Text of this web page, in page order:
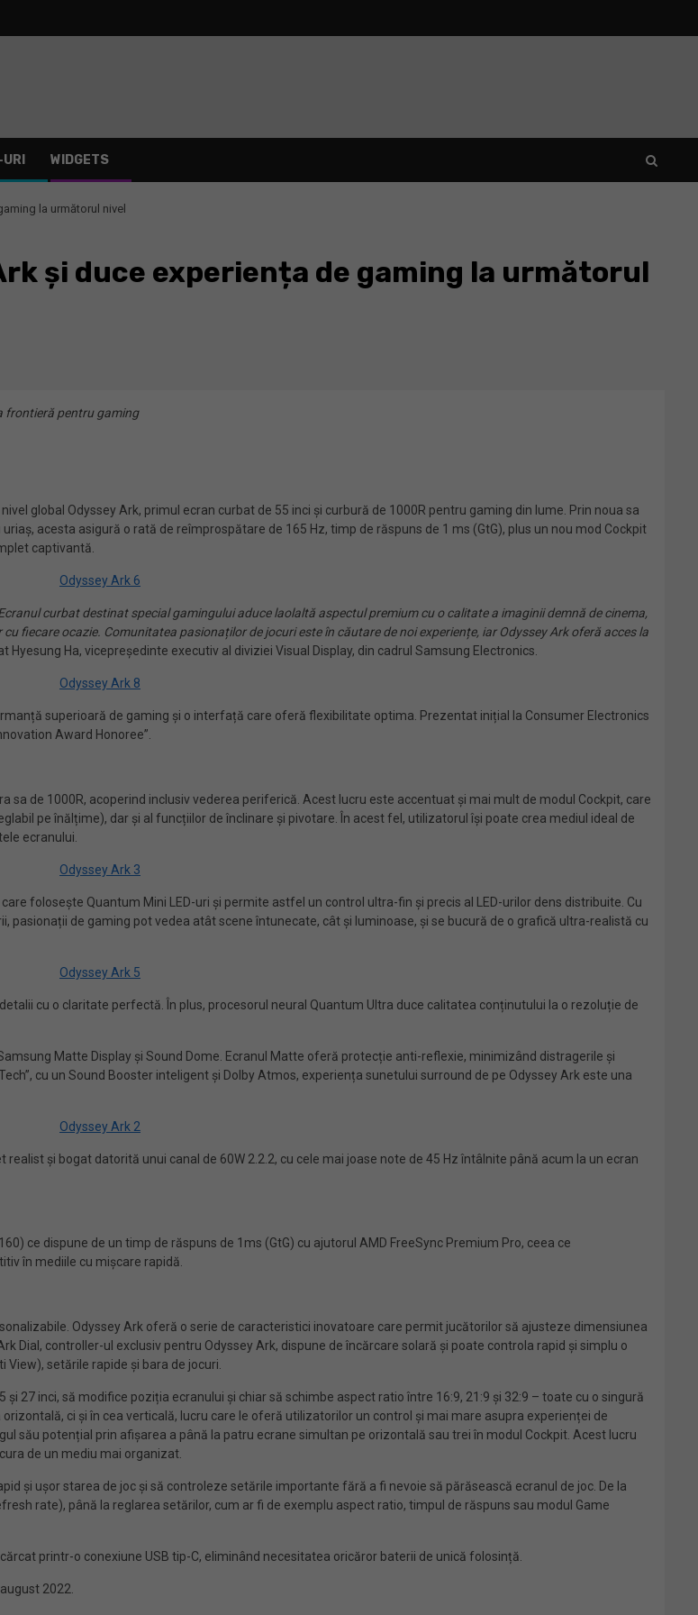
WIDGETS
la următorul nivel
și duce experiența de gaming la următorul
frontieră pentru gaming
global Odyssey Ark, primul ecran curbat de 55 inci și curbură de 1000R pentru gaming din lume. Prin noua sa
acesta asigură o rată de reîmprospătare de 165 Hz, timp de răspuns de 1 ms (GtG), plus un nou mod Cockpit
captivantă.
curbat destinat special gamingului aduce laolaltă aspectul premium cu o calitate a imaginii demnă de cinema,
fiecare ocazie. Comunitatea pasionaților de jocuri este în căutare de noi experiențe, iar Odyssey Ark oferă acces la
Hyesung Ha, vicepreședinte executiv al diviziei Visual Display, din cadrul Samsung Electronics.
superioară de gaming și o interfață care oferă flexibilitate optima. Prezentat inițial la Consumer Electronics
Award Honoree”.
de 1000R, acoperind inclusiv vederea periferică. Acest lucru este accentuat și mai mult de modul Cockpit, care
pe înălțime), dar și al funcțiilor de înclinare și pivotare. În acest fel, utilizatorul își poate crea mediul ideal de
ecranului.
folosește Quantum Mini LED-uri și permite astfel un control ultra-fin și precis al LED-urilor dens distribuite. Cu
de gaming pot vedea atât scene întunecate, cât și luminoase, și se bucură de o grafică ultra-realistă cu
cu o claritate perfectă. În plus, procesorul neural Quantum Ultra duce calitatea conținutului la o rezoluție de
Matte Display și Sound Dome. Ecranul Matte oferă protecție anti-reflexie, minimizând distragerile și
cu un Sound Booster inteligent și Dolby Atmos, experiența sunetului surround de pe Odyssey Ark este una
și bogat datorită unui canal de 60W 2.2.2, cu cele mai joase note de 45 Hz întâlnite până acum la un ecran
ce dispune de un timp de răspuns de 1ms (GtG) cu ajutorul AMD FreeSync Premium Pro, ceea ce
în mediile cu mișcare rapidă.
Odyssey Ark oferă o serie de caracteristici inovatoare care permit jucătorilor să ajusteze dimensiunea
Dial, controller-ul exclusiv pentru Odyssey Ark, dispune de încărcare solară și poate controla rapid și simplu o
setările rapide și bara de jocuri.
27 inci, să modifice poziția ecranului și chiar să schimbe aspect ratio între 16:9, 21:9 și 32:9 – toate cu o singură
ci și în cea verticală, lucru care le oferă utilizatorilor un control și mai mare asupra experienței de
său potențial prin afișarea a până la patru ecrane simultan pe orizontală sau trei în modul Cockpit. Acest lucru
de un mediu mai organizat.
și ușor starea de joc și să controleze setările importante fără a fi nevoie să părăsească ecranul de joc. De la
rate), până la reglarea setărilor, cum ar fi de exemplu aspect ratio, timpul de răspuns sau modul Game
printr-o conexiune USB tip-C, eliminând necesitatea oricăror baterii de unică folosință.
2022.